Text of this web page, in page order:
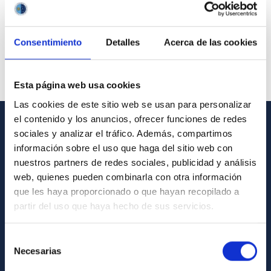
Consentimiento Detalles Acerca de las cookies
Esta página web usa cookies
Las cookies de este sitio web se usan para personalizar
el contenido y los anuncios, ofrecer funciones de redes
sociales y analizar el tráfico. Además, compartimos
información sobre el uso que haga del sitio web con
nuestros partners de redes sociales, publicidad y análisis
web, quienes pueden combinarla con otra información
que les haya proporcionado o que hayan recopilado a
partir del uso que haya hecho de sus servicios.
Necesarias
GENERAL INFORMATION
Contact
How to get to the IAC
List of personnel
Library
General register